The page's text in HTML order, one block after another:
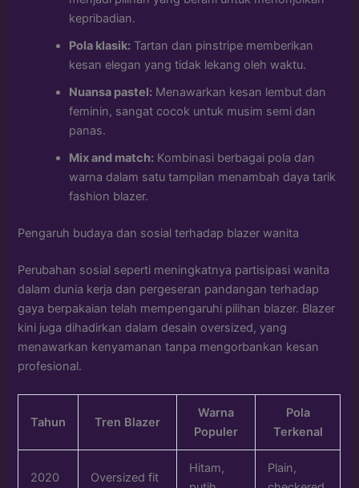
kepribadian.
Pola klasik: Tartan dan pinstripe memberikan
kesan elegan yang tidak lekang oleh waktu.
Nuansa pastel: Menawarkan kesan lembut dan
feminin, sangat cocok untuk musim semi dan
panas.
Mix and match: Kombinasi berbagai pola dan
warna dalam satu tampilan menambah daya tarik
fashion blazer.
Pengaruh budaya dan sosial terhadap blazer wanita
Perubahan sosial seperti meningkatnya partisipasi wanita
dalam dunia kerja dan pergeseran pandangan terhadap
gaya berpakaian telah mempengaruhi pilihan blazer. Blazer
kini juga dihadirkan dalam desain oversized, yang
menawarkan kenyamanan tanpa mengorbankan kesan
profesional.
Tahun Tren Blazer
Warna
Populer
Pola
Terkenal
2020 Oversized fit
Hitam,
Plain,